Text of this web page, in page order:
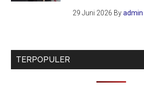
29 Juni 2026 Byadmin
TERPOPULER